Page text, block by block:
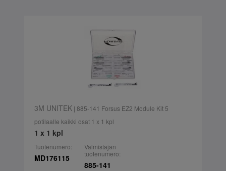
3M UNITEK| 885-141 Forsus EZ2 Module Kit 5
potilaalle kaikki osat 1 x 1 kpl
1 x 1 kpl
Tuotenumero:
MD176115
Valmistajan
tuotenumero:
885-141